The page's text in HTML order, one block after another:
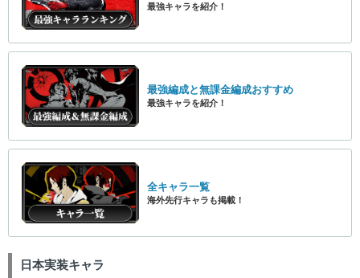
最強キャラを紹介！
最強編成と無課金編成おすすめ
最強キャラを紹介！
全キャラ一覧
海外先行キャラも掲載！
日本実装キャラ